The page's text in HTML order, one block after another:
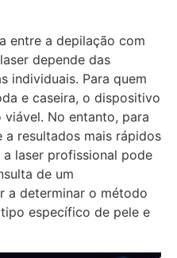
entre a depilação com
depende das
individuais. Para quem
e caseira, o dispositivo
No entanto, para
resultados mais rápidos
laser profissional pode
de um
a determinar o método
específico de pele e